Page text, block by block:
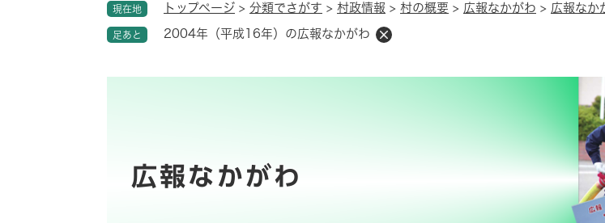
く
く
現在地 トップページ > 分類でさがす > 村政情報 > 村の概要 > 広報なかがわ > 広報なか
足あと 2004年（平成16年）の広報なかがわ
広報なかがわ